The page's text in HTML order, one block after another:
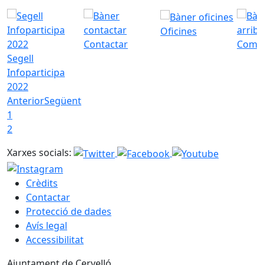
Segell
Infoparticipa
2022
Contactar
Oficines
Com
AnteriorSegüent
1
2
Xarxes socials:
Crèdits
Contactar
Protecció de dades
Avís legal
Accessibilitat